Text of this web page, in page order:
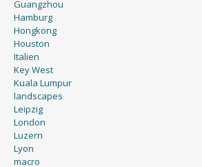
Guangzhou
Hamburg
Hongkong
Houston
Italien
Key West
Kuala Lumpur
landscapes
Leipzig
London
Luzern
Lyon
macro